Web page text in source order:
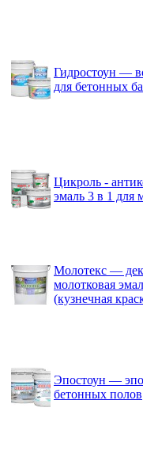
Гидростоун —
для бетонных
Цикроль -
эмаль 3 в 1 для
Молотекс —
молотковая
(кузнечная
Эпостоун —
бетонных полов